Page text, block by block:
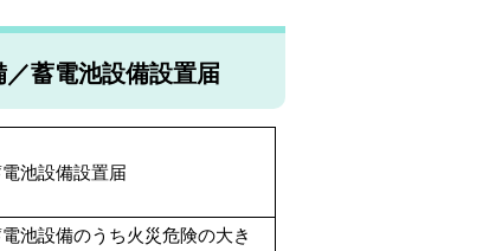
蓄電池設備設置届
池設備設置届
池設備のうち火災危険の大き